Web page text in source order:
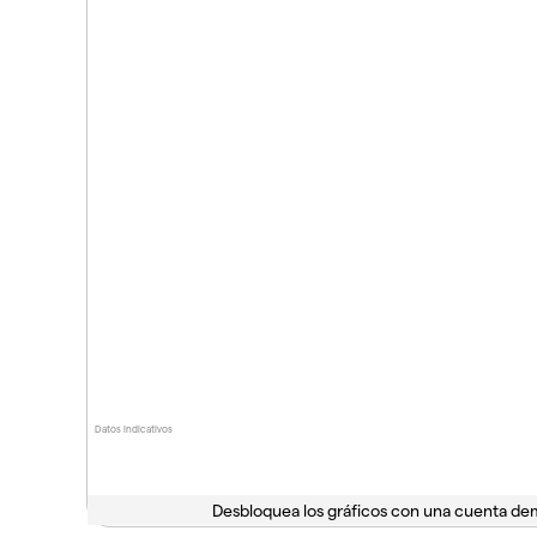
Datos indicativos
Desbloquea los gráficos con una cuenta